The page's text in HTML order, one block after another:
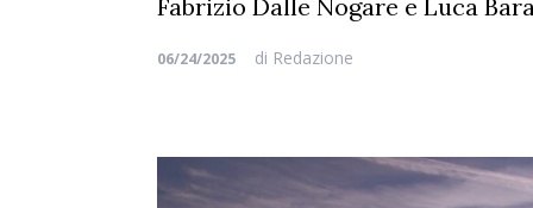
Fabrizio Dalle Nogare e Luca
06/24/2025 di Redazione